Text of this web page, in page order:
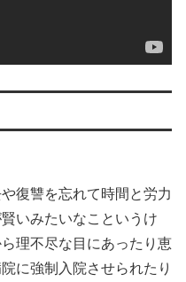
復讐を忘れて時間と労力
いみたいなこというけ
理不尽な目にあったり恵
に強制入院させられたり